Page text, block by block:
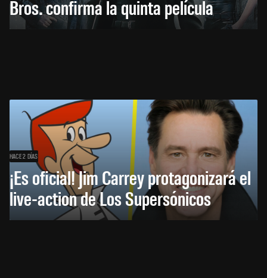
Bros. confirma la quinta película
HACE 2 DÍAS
¡Es oficial! Jim Carrey protagonizará el
live-action de Los Supersónicos